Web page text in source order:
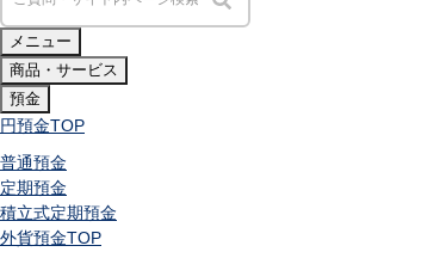
メニュー
商品・サービス
預金
円預金TOP
普通預金
定期預金
積立式定期預金
外貨預金TOP